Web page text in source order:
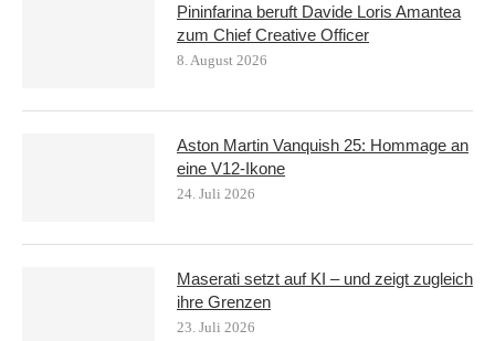
Pininfarina beruft Davide Loris Amantea
zum Chief Creative Officer
8. August 2026
Aston Martin Vanquish 25: Hommage an
eine V12-Ikone
24. Juli 2026
Maserati setzt auf KI – und zeigt zugleich
ihre Grenzen
23. Juli 2026